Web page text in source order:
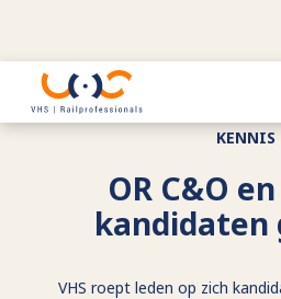
KENNIS
OR C&O
kandidaten
VHS roept leden op zich